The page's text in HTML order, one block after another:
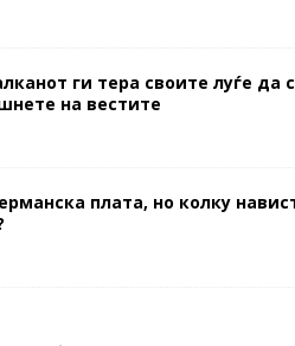
ги тера своите луѓе
на вестите
плата, но колку